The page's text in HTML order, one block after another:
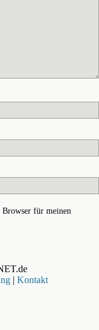
für meinen
| Kontakt